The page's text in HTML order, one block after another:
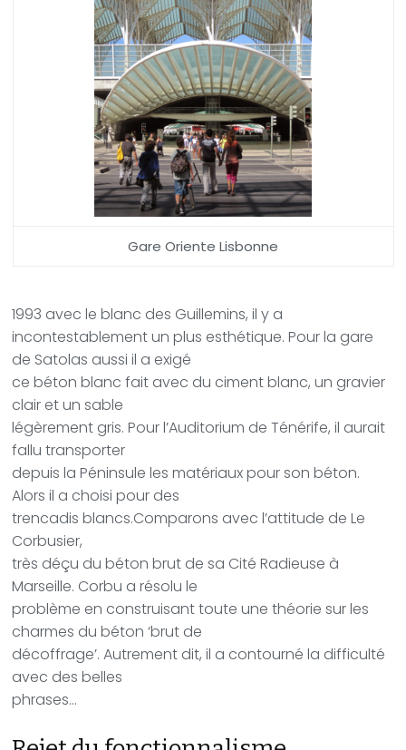
Gare Oriente Lisbonne
1993 avec le blanc des Guillemins, il y a
incontestablement un plus esthétique. Pour la gare
de Satolas aussi il a exigé
ce béton blanc fait avec du ciment blanc, un gravier
clair et un sable
légèrement gris. Pour l’Auditorium de Ténérife, il aurait
fallu transporter
depuis la Péninsule les matériaux pour son béton.
Alors il a choisi pour des
trencadis blancs.Comparons avec l’attitude de Le
Corbusier,
très déçu du béton brut de sa Cité Radieuse à
Marseille. Corbu a résolu le
problème en construisant toute une théorie sur les
charmes du béton ‘brut de
décoffrage’. Autrement dit, il a contourné la difficulté
avec des belles
phrases…